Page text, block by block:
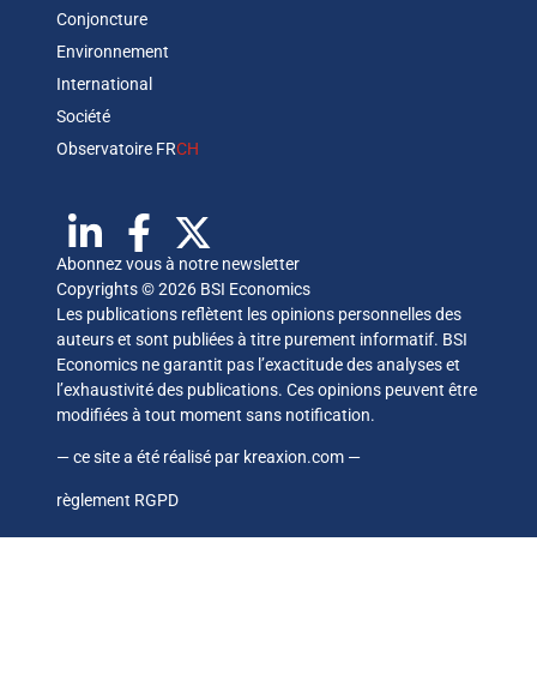
Conjoncture
Environnement
International
Société
Observatoire FRCH
Abonnez vous à notre newsletter
Copyrights © 2026 BSI Economics
Les publications reflètent les opinions personnelles des
auteurs et sont publiées à titre purement informatif. BSI
Economics ne garantit pas l’exactitude des analyses et
l’exhaustivité des publications. Ces opinions peuvent être
modifiées à tout moment sans notification.
— ce site a été réalisé par kreaxion.com —
règlement RGPD